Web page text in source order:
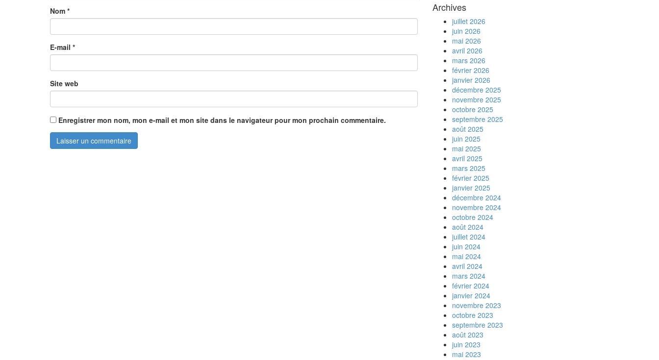
Nom *
E-mail *
Site web
Enregistrer mon nom, mon e-mail et mon site dans le navigateur pour mon prochain commentaire.
Archives
juillet 2026
juin 2026
mai 2026
avril 2026
mars 2026
février 2026
janvier 2026
décembre 2025
novembre 2025
octobre 2025
septembre 2025
août 2025
juin 2025
mai 2025
avril 2025
mars 2025
février 2025
janvier 2025
décembre 2024
novembre 2024
octobre 2024
août 2024
juillet 2024
juin 2024
mai 2024
avril 2024
mars 2024
février 2024
janvier 2024
novembre 2023
octobre 2023
septembre 2023
août 2023
juin 2023
mai 2023